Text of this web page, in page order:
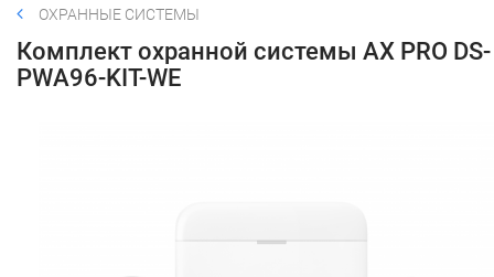
ОХРАННЫЕ СИСТЕМЫ
Комплект охранной системы AX PRO DS-
PWA96-KIT-WE